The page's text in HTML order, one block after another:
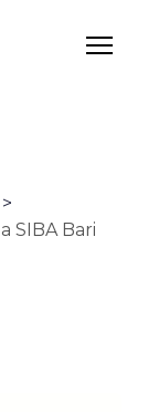
SIBA Bari